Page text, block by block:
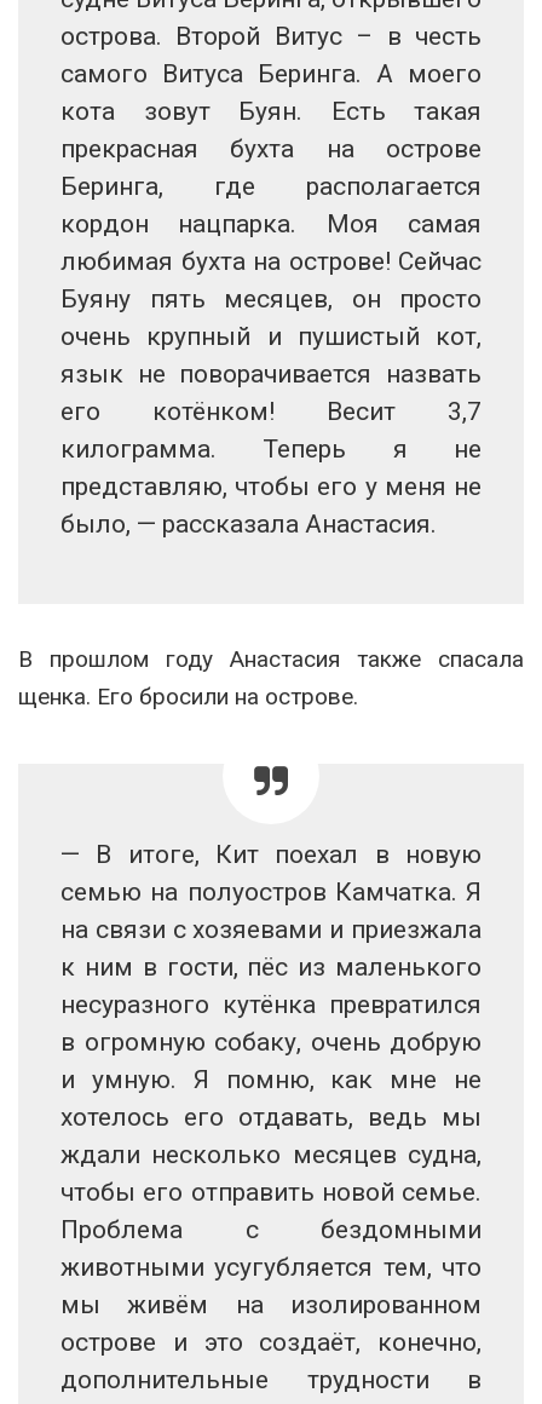
острова. Второй Витус – в честь
самого Витуса Беринга. А моего
кота зовут Буян. Есть такая
прекрасная бухта на острове
Беринга, где располагается
кордон нацпарка. Моя самая
любимая бухта на острове! Сейчас
Буяну пять месяцев, он просто
очень крупный и пушистый кот,
язык не поворачивается назвать
его котёнком! Весит 3,7
килограмма. Теперь я не
представляю, чтобы его у меня не
было, — рассказала Анастасия.
В прошлом году Анастасия также спасала
щенка. Его бросили на острове.
— В итоге, Кит поехал в новую
семью на полуостров Камчатка. Я
на связи с хозяевами и приезжала
к ним в гости, пёс из маленького
несуразного кутёнка превратился
в огромную собаку, очень добрую
и умную. Я помню, как мне не
хотелось его отдавать, ведь мы
ждали несколько месяцев судна,
чтобы его отправить новой семье.
Проблема с бездомными
животными усугубляется тем, что
мы живём на изолированном
острове и это создаёт, конечно,
дополнительные трудности в